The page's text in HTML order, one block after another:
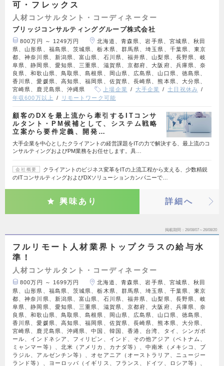
可・フレックス
人材コンサルタント・コーディネーター
ブリッジコンサルティンググループ株式会社
800万円 ～ 1249万円
北海道、青森県、岩手県、宮城県、秋田
県、山形県、福島県、茨城県、栃木県、群馬県、埼玉県、千葉県、東京
都、神奈川県、新潟県、富山県、石川県、福井県、山梨県、長野県、岐
阜県、静岡県、愛知県、三重県、滋賀県、京都府、大阪府、兵庫県、奈
良県、和歌山県、鳥取県、島根県、岡山県、広島県、山口県、徳島県、
香川県、愛媛県、高知県、福岡県、佐賀県、長崎県、熊本県、大分県、
宮崎県、鹿児島県、沖縄県
上場企業 大手企業
土日祝休み
年収600万以上
リモートワーク可能
顧客のDXを最上流から牽引するITコンサ
ルタント・PM候補として、システム戦略
立案から要件定義、開発…
大手企業を中心としたクライアントの経営課題をITの力で解決する、最上流のコ
ンサルティングおよびPM業務をお任せします。具…
会社概要
クライアントのビジネス変革をITの上流工程から支える、少数精鋭
のITコンサルティングおよびDXソリューションカンパニーで…
興味あり 詳細へ
掲載期間 26/08/07～26/08/20
フルリモート人材業界トップクラスの給与水
準！
人材コンサルタント・コーディネーター
800万円 ～ 1699万円
北海道、青森県、岩手県、宮城県、秋田
県、山形県、福島県、茨城県、栃木県、群馬県、埼玉県、千葉県、東京
都、神奈川県、新潟県、富山県、石川県、福井県、山梨県、長野県、岐
阜県、静岡県、愛知県、三重県、滋賀県、京都府、大阪府、兵庫県、奈
良県、和歌山県、鳥取県、島根県、岡山県、広島県、山口県、徳島県、
香川県、愛媛県、高知県、福岡県、佐賀県、長崎県、熊本県、大分県、
宮崎県、鹿児島県、沖縄県、中国、韓国、香港、台湾、タイ、シンガポ
ール、インドネシア、フィリピン、インド、その他アジア（ベトナム、
ミャンマー等）、北米（アメリカ、カナダ等）、中南米（メキシコ、ブ
ラジル、アルゼンチン等）、オセアニア（オーストラリア、ニュージー
ランド等）、ヨーロッパ（イギリス、フランス、ドイツ、ロシア等）、